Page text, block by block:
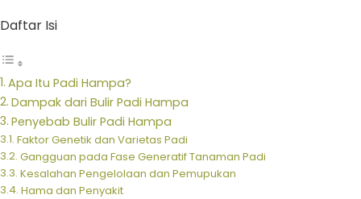
Daftar Isi
Apa Itu Padi Hampa?
Dampak dari Bulir Padi Hampa
Penyebab Bulir Padi Hampa
Faktor Genetik dan Varietas Padi
Gangguan pada Fase Generatif Tanaman Padi
Kesalahan Pengelolaan dan Pemupukan
Hama dan Penyakit